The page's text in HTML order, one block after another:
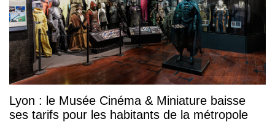
Lyon : le Musée Cinéma & Miniature baisse
ses tarifs pour les habitants de la métropole